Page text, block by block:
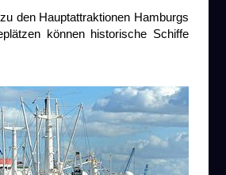
den Hauptattraktionen Hamburgs
können historische Schiffe